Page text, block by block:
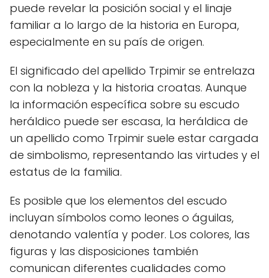
puede revelar la posición social y el linaje
familiar a lo largo de la historia en Europa,
especialmente en su país de origen.
El significado del apellido Trpimir se entrelaza
con la nobleza y la historia croatas. Aunque
la información específica sobre su escudo
heráldico puede ser escasa, la heráldica de
un apellido como Trpimir suele estar cargada
de simbolismo, representando las virtudes y el
estatus de la familia.
Es posible que los elementos del escudo
incluyan símbolos como leones o águilas,
denotando valentía y poder. Los colores, las
figuras y las disposiciones también
comunican diferentes cualidades como